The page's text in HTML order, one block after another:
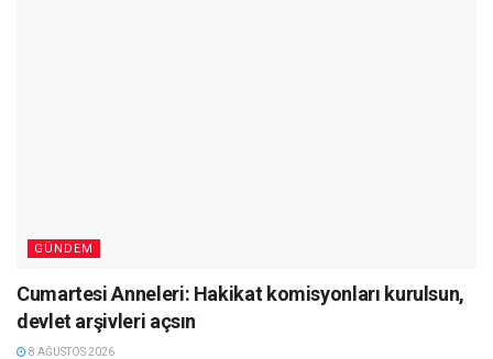
GÜNDEM
Cumartesi Anneleri: Hakikat komisyonları kurulsun,
devlet arşivleri açsın
8 AĞUSTOS 2026